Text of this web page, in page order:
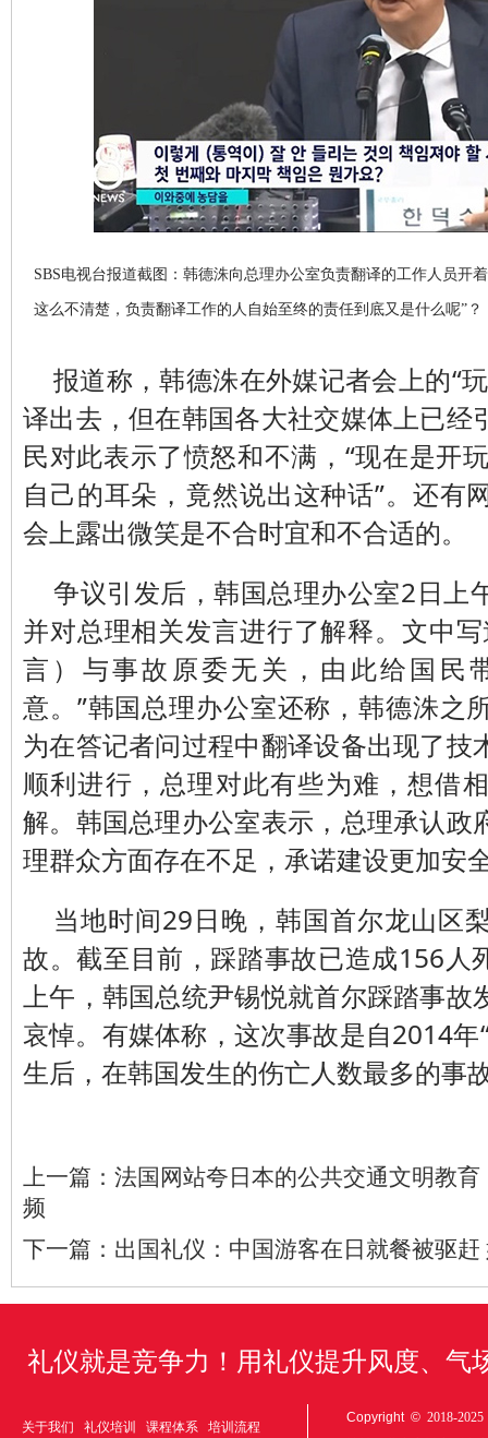
SBS电视台报道截图：韩德洙向总理办公室负责翻译的工作人员开
这么不清楚，负责翻译工作的人自始至终的责任到底又是什么呢”？
报道称，韩德洙在外媒记者会上的“
译出去，但在韩国各大社交媒体上已经
民对此表示了愤怒和不满，“现在是开
自己的耳朵，竟然说出这种话”。还有
会上露出微笑是不合时宜和不合适的。
争议引发后，韩国总理办公室2日上
并对总理相关发言进行了解释。文中
言）与事故原委无关，由此给国民
意。”韩国总理办公室还称，韩德洙之
为在答记者问过程中翻译设备出现了技
顺利进行，总理对此有些为难，想借
解。韩国总理办公室表示，总理承认政
理群众方面存在不足，承诺建设更加安
当地时间29日晚，韩国首尔龙山区
故。截至目前，踩踏事故已造成156人
上午，韩国总统尹锡悦就首尔踩踏事故
哀悼。有媒体称，这次事故是自2014年
生后，在韩国发生的伤亡人数最多的事
上一篇： 法国网站夸日本的公共交通文明教
频
下一篇： 出国礼仪：中国游客在日就餐被驱
礼仪就是竞争力！用礼仪提升风度、气
关于我们 礼仪培训 课程体系 培训流程
Copyright © 2018-